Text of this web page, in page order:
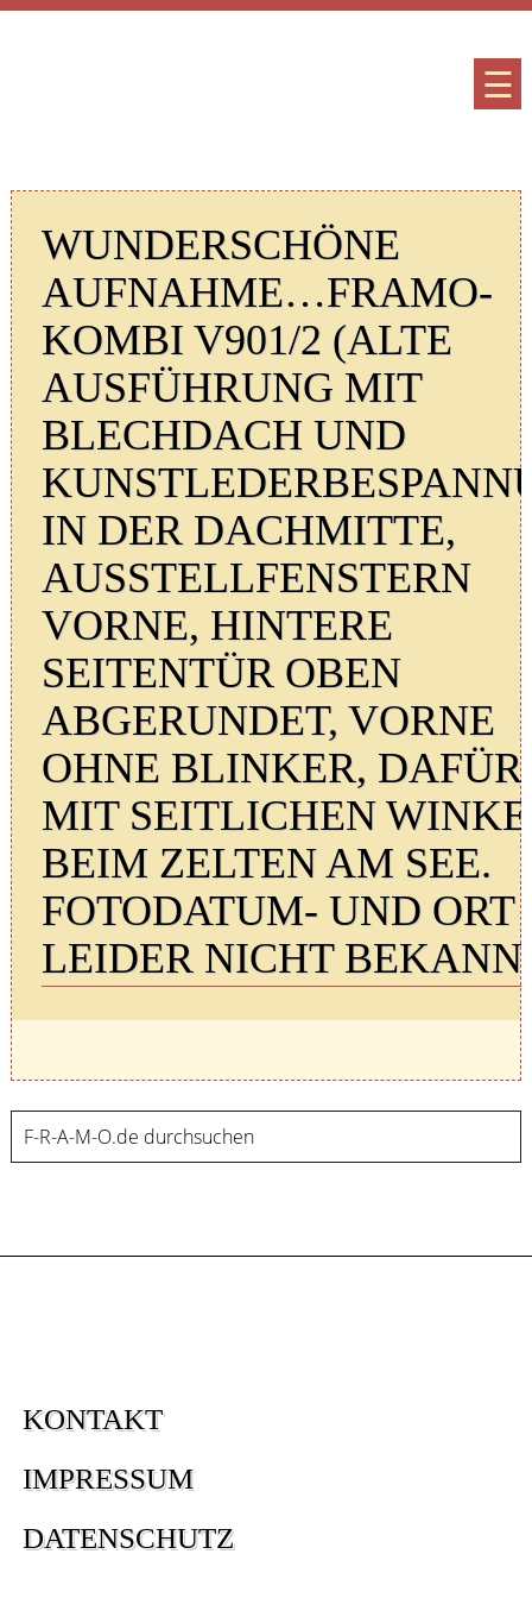
☰
WUNDERSCHÖNE
AUFNAHME…FRAMO-
KOMBI V901/2 (ALTE
AUSFÜHRUNG MIT
BLECHDACH UND
IN DER DACHMITTE,
AUSSTELLFENSTERN
VORNE, HINTERE
SEITENTÜR OBEN
ABGERUNDET, VORNE
OHNE BLINKER, DAFÜR
MIT SEITLICHEN
BEIM ZELTEN AM SEE.
FOTODATUM- UND ORT
LEIDER NICHT
KONTAKT
IMPRESSUM
DATENSCHUTZ